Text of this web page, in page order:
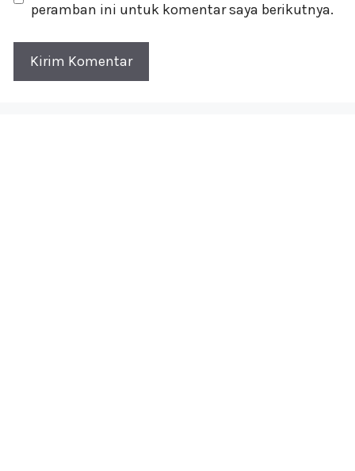
peramban ini untuk komentar saya berikutnya.